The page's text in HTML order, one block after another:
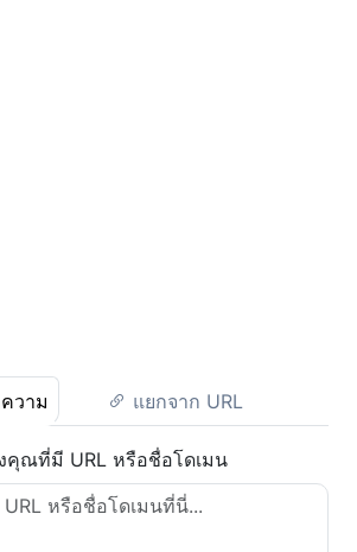
วาม แยกจาก URL
คุณที่มี URL หรือชื่อโดเมน